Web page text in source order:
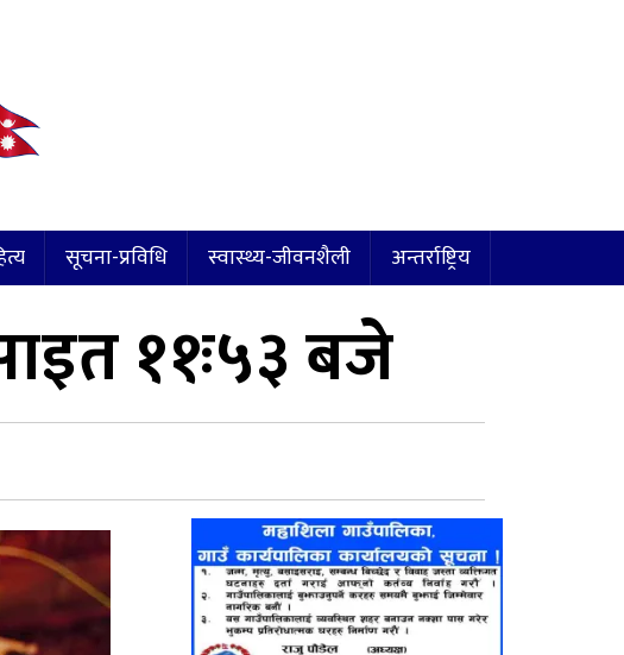
सूचना-प्रविधि स्वास्थ्य-जीवनशैली अन्तर्राष्ट्रिय
११ः५३ बजे